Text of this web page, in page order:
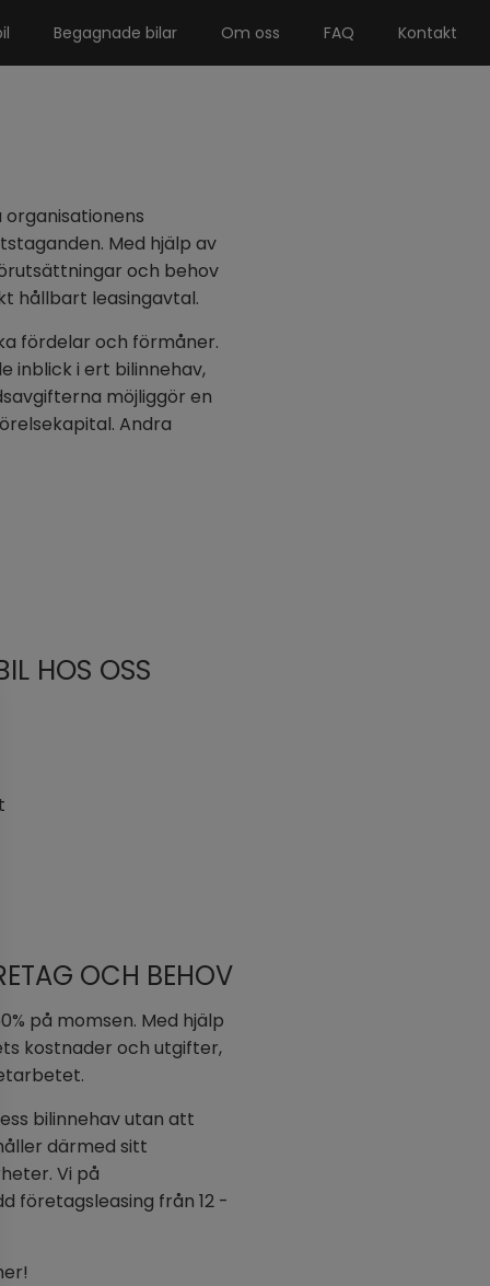
Begagnade bilar Om oss FAQ Kontakt
Med hjälp av
och behov
hållbart leasingavtal.
fördelar och förmåner.
inblick i ert bilinnehav,
möjliggör en
Andra
HOS OSS
OCH BEHOV
på momsen. Med hjälp
kostnader och utgifter,
bilinnehav utan att
därmed sitt
Vi på
företagsleasing från 12 -